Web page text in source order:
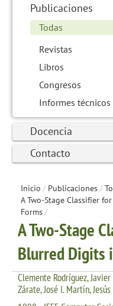
Publicaciones
Todas
Revistas
Libros
Congresos
Informes técnicos
Docencia
Contacto
Inicio / Publicaciones/
A Two-Stage Classifier
Forms/
A Two-Stage
Blurred Digits
Clemente Rodríguez,
Zárate, José I. Martín,